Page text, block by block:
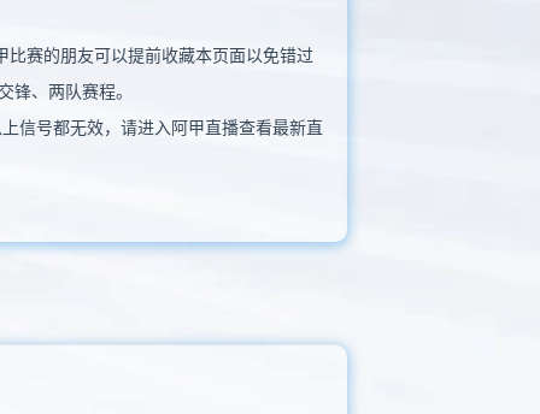
赛的朋友可以提前收藏本页面以免错过
锋、两队赛程。
信号都无效，请进入阿甲直播查看最新直